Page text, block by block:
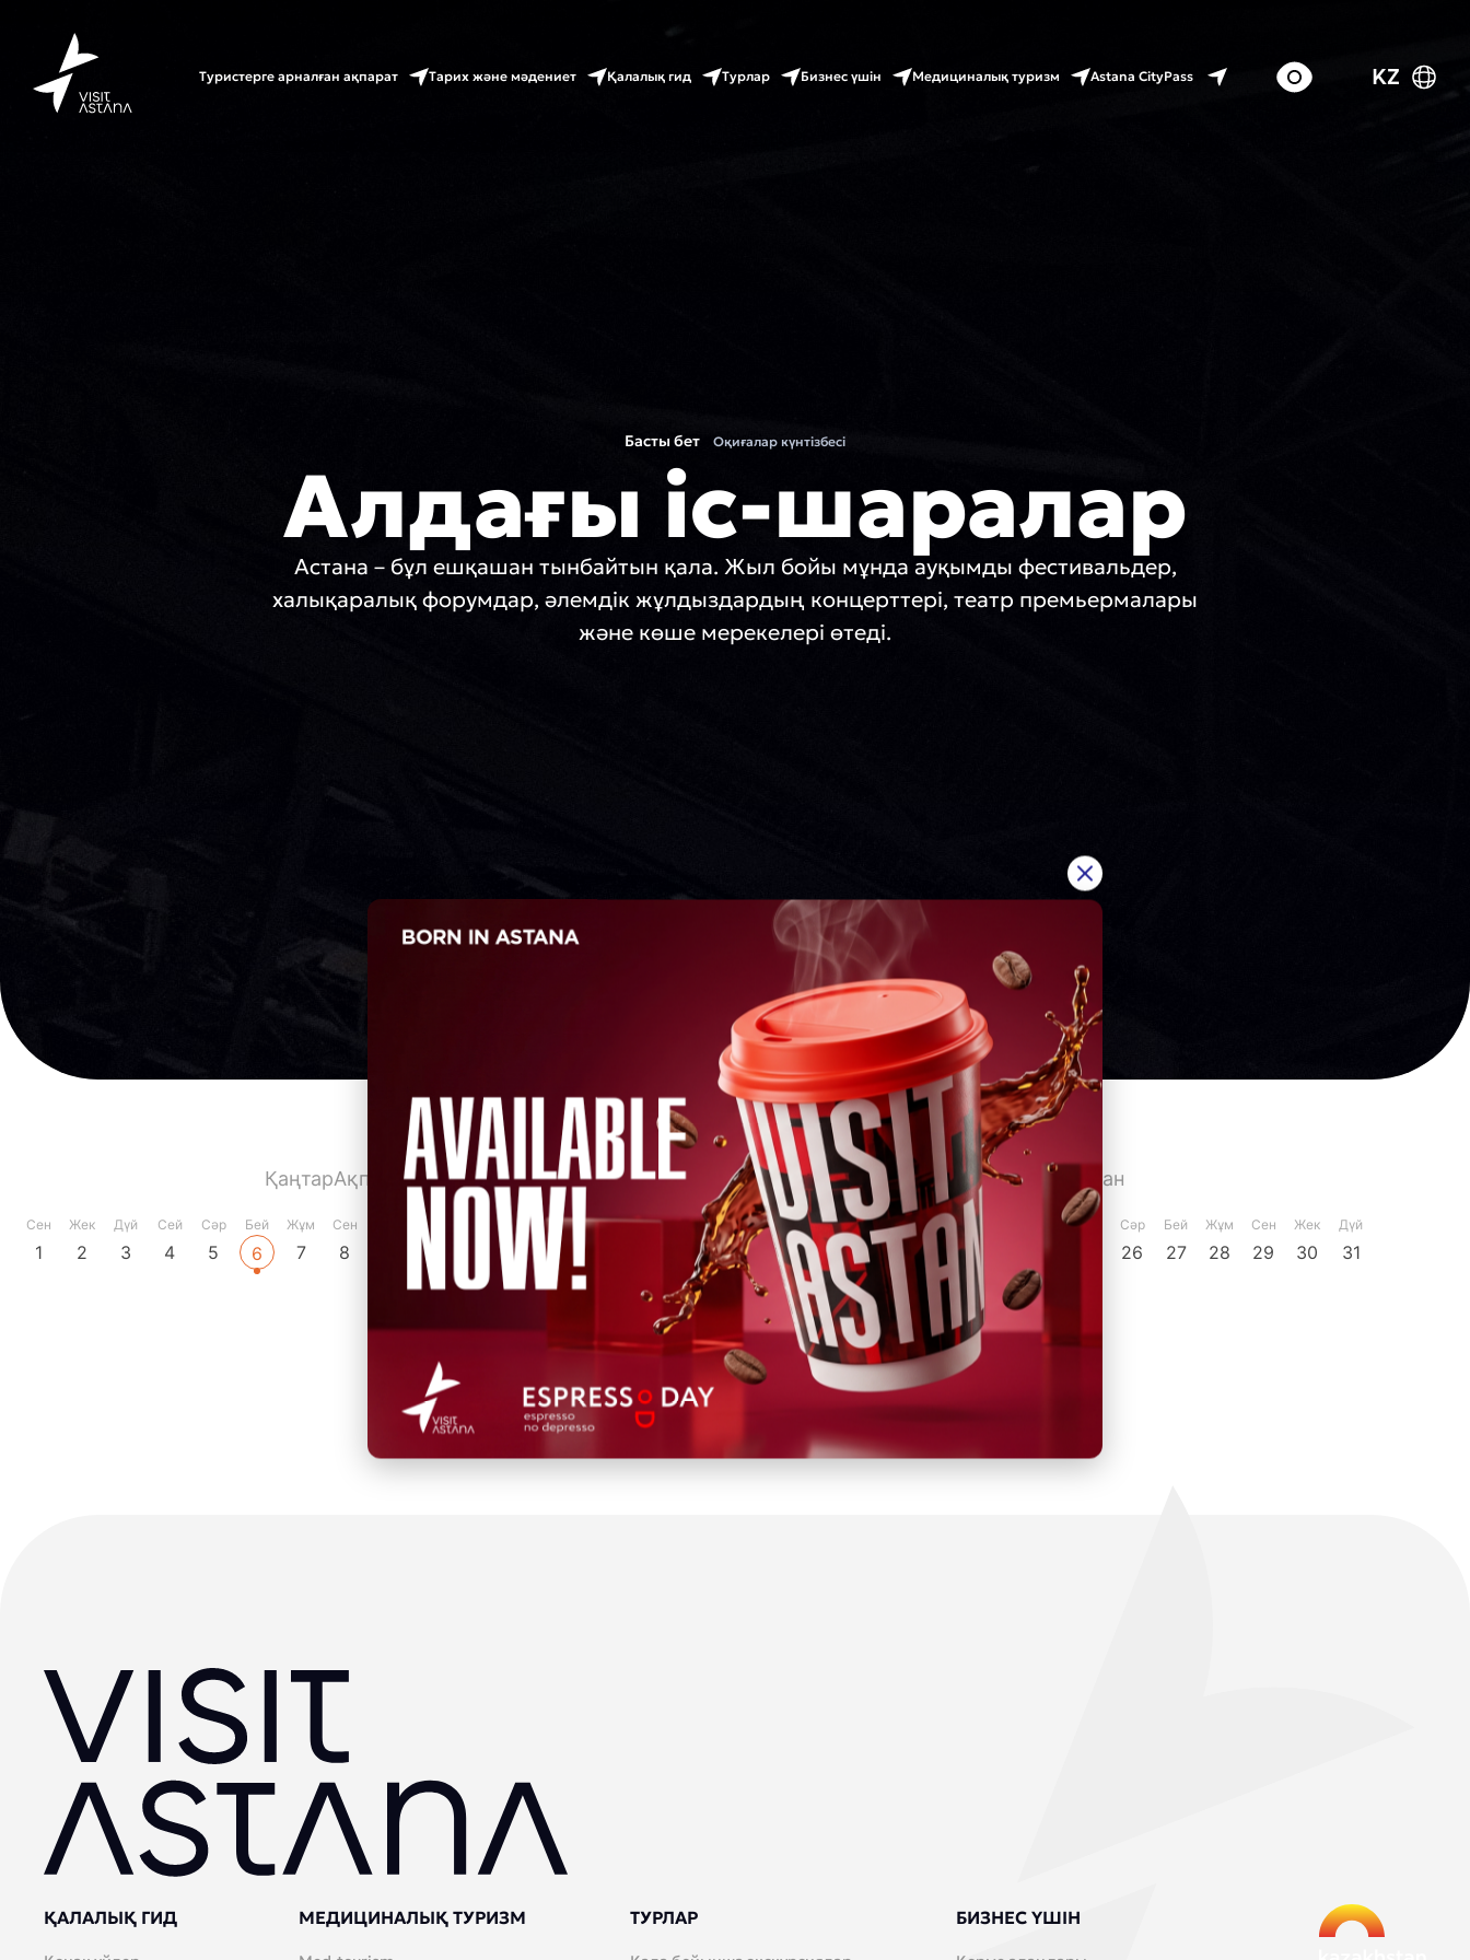
Туристерге арналған ақпарат Тарих және мәдениет Қалалық гид Турлар Бизнес үшін Медициналық туризм Astana CityPass KZ
Басты бет Оқиғалар күнтізбесі
Алдағы іс-шаралар
Астана – бұл ешқашан тынбайтын қала. Жыл бойы мұнда ауқымды фестивальдер,
халықаралық форумдар, әлемдік жұлдыздардың концерттері, театр премьермалары
және көше мерекелері өтеді.
ЖақынӨткен
2026→
ҚаңтарАқпан НаурызСәуірМамырМаусымШілдеТамыз ҚыркүйекҚазан ҚарашаЖелтоқсан
Сен
1
Жек
2
Дүй
3
Сей
4
Сәр
5
Бей
6
Жұм
7
Сен
8
Дүй
10
Сәр
12
Бей
13
Жұм Сен Жек
16
Дүй
17
Сей
18
Сәр
19
Бей
20
Жұм
21
Сен
22 24
Сей Сәр
26
Бей
27
Жұм
28
Сен
29
Жек
30
Дүй
31
ҚАЛАЛЫҚ ГИД МЕДИЦИНАЛЫҚ ТУРИЗМ ТУРЛАР БИЗНЕС ҮШІН